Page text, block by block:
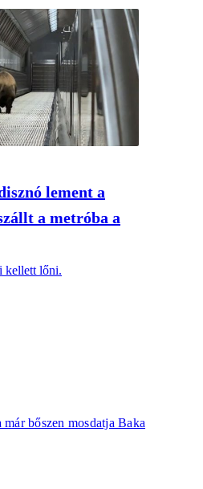
lement a
a metróba a
kellett lőni.
bőszen mosdatja Baka